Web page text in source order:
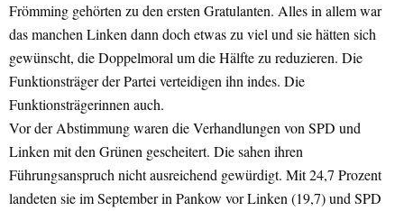
Frömming gehörten zu den ersten Gratulanten. Alles in allem war
das manchen Linken dann doch etwas zu viel und sie hätten sich
gewünscht, die Doppelmoral um die Hälfte zu reduzieren. Die
Funktionsträger der Partei verteidigen ihn indes. Die
Funktionsträgerinnen auch.
Vor der Abstimmung waren die Verhandlungen von SPD und
Linken mit den Grünen gescheitert. Die sahen ihren
Führungsanspruch nicht ausreichend gewürdigt. Mit 24,7 Prozent
landeten sie im September in Pankow vor Linken (19,7) und SPD